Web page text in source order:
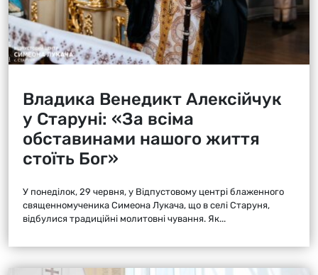
Владика Венедикт Алексійчук
у Старуні: «За всіма
обставинами нашого життя
стоїть Бог»
У понеділок, 29 червня, у Відпустовому центрі блаженного
священномученика Симеона Лукача, що в селі Старуня,
відбулися традиційні молитовні чування. Як...